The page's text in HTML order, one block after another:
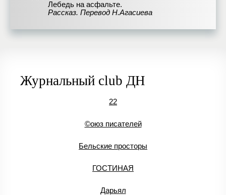
Лебедь на асфальте.
Рассказ. Перевод Н.Агасиева
Журнальный club ДН
22
©оюз писателей
Бельские просторы
ГОСТИНАЯ
Дарьял